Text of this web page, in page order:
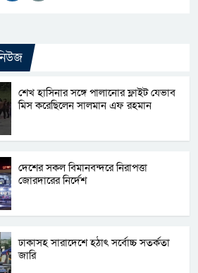
শেখ হাসিনার সঙ্গে পালানোর ফ্লাইট যেভাব
মিস করেছিলেন সালমান এফ রহমান
দেশের সকল বিমানবন্দরে নিরাপত্তা
জোরদারের নির্দেশ
ঢাকাসহ সারাদেশে হঠাৎ সর্বোচ্চ সতর্কতা
জা‌রি